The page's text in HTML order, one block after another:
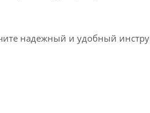
надежный и удобный